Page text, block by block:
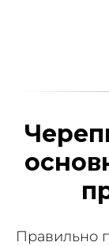
Правильно